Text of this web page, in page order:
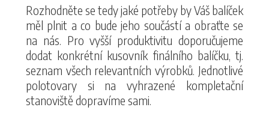
Rozhodněte se tedy jaké potřeby by Váš balíček
měl plnit a co bude jeho součástí a obraťte se
na nás. Pro vyšší produktivitu doporučujeme
dodat konkrétní kusovník finálního balíčku, tj.
seznam všech relevantních výrobků. Jednotlivé
polotovary si na vyhrazené kompletační
stanoviště dopravíme sami.